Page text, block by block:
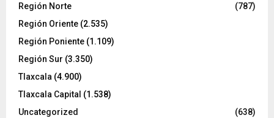
Región Norte
(787)
Región Oriente (2.535)
Región Poniente (1.109)
Región Sur (3.350)
Tlaxcala (4.900)
Tlaxcala Capital (1.538)
Uncategorized
(638)